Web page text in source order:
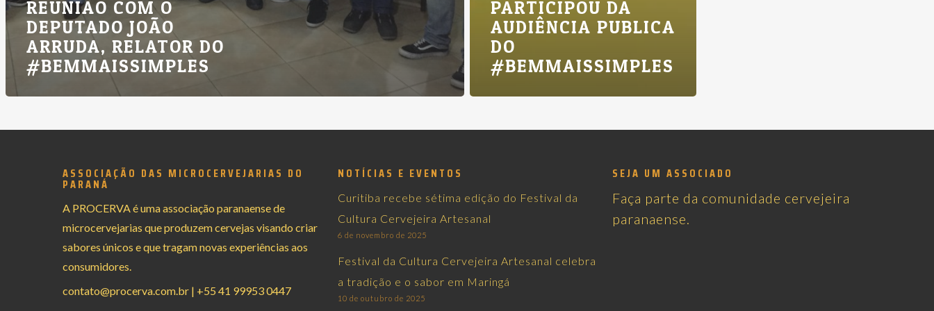
REUNIÃO COM O
DEPUTADO JOÃO
ARRUDA, RELATOR DO
#BEMMAISSIMPLES
PARTICIPOU DA
AUDIÊNCIA PUBLICA
DO
#BEMMAISSIMPLES
ASSOCIAÇÃO DAS MICROCERVEJARIAS DO
PARANÁ
A PROCERVA é uma associação paranaense de
microcervejarias que produzem cervejas visando criar
sabores únicos e que tragam novas experiências aos
consumidores.
contato@procerva.com.br | +55 41 99953 0447
NOTÍCIAS E EVENTOS
Curitiba recebe sétima edição do Festival da
Cultura Cervejeira Artesanal
6 de novembro de 2025
Festival da Cultura Cervejeira Artesanal celebra
a tradição e o sabor em Maringá
10 de outubro de 2025
SEJA UM ASSOCIADO
Faça parte da comunidade cervejeira
paranaense.